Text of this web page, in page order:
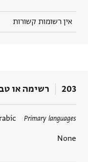
אין רשומות קשורות
203 רשימה או
Primary languages
None